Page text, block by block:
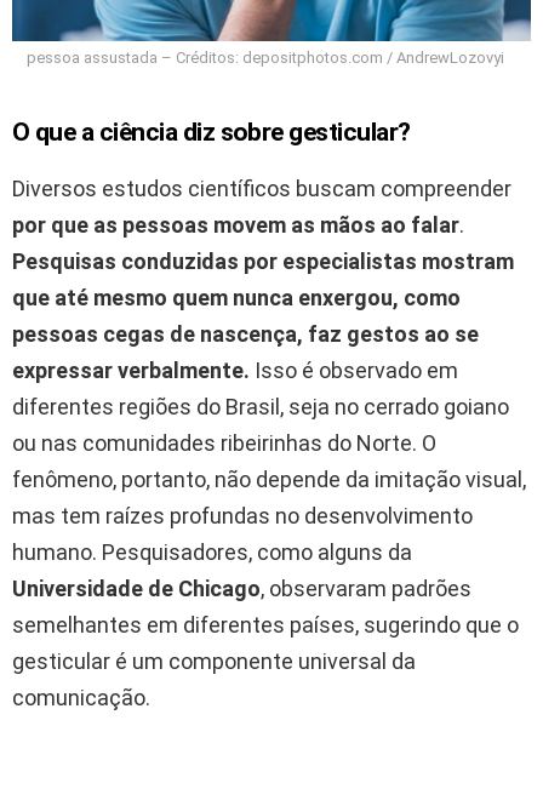
pessoa assustada – Créditos: depositphotos.com / AndrewLozovyi
O que a ciência diz sobre gesticular?
Diversos estudos científicos buscam compreender
por que as pessoas movem as mãos ao falar.
Pesquisas conduzidas por especialistas mostram
que até mesmo quem nunca enxergou, como
pessoas cegas de nascença, faz gestos ao se
expressar verbalmente. Isso é observado em
diferentes regiões do Brasil, seja no cerrado goiano
ou nas comunidades ribeirinhas do Norte. O
fenômeno, portanto, não depende da imitação visual,
mas tem raízes profundas no desenvolvimento
humano. Pesquisadores, como alguns da
Universidade de Chicago, observaram padrões
semelhantes em diferentes países, sugerindo que o
gesticular é um componente universal da
comunicação.